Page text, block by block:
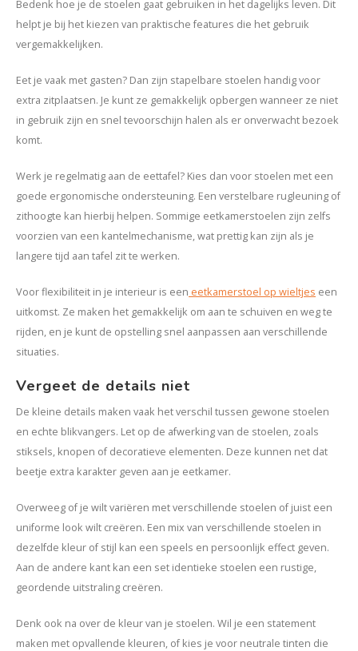
Bedenk hoe je de stoelen gaat gebruiken in het dagelijks leven. Dit
helpt je bij het kiezen van praktische features die het gebruik
vergemakkelijken.
Eet je vaak met gasten? Dan zijn stapelbare stoelen handig voor
extra zitplaatsen. Je kunt ze gemakkelijk opbergen wanneer ze niet
in gebruik zijn en snel tevoorschijn halen als er onverwacht bezoek
komt.
Werk je regelmatig aan de eettafel? Kies dan voor stoelen met een
goede ergonomische ondersteuning. Een verstelbare rugleuning of
zithoogte kan hierbij helpen. Sommige eetkamerstoelen zijn zelfs
voorzien van een kantelmechanisme, wat prettig kan zijn als je
langere tijd aan tafel zit te werken.
Voor flexibiliteit in je interieur is een eetkamerstoel op wieltjes een
uitkomst. Ze maken het gemakkelijk om aan te schuiven en weg te
rijden, en je kunt de opstelling snel aanpassen aan verschillende
situaties.
Vergeet de details niet
De kleine details maken vaak het verschil tussen gewone stoelen
en echte blikvangers. Let op de afwerking van de stoelen, zoals
stiksels, knopen of decoratieve elementen. Deze kunnen net dat
beetje extra karakter geven aan je eetkamer.
Overweeg of je wilt variëren met verschillende stoelen of juist een
uniforme look wilt creëren. Een mix van verschillende stoelen in
dezelfde kleur of stijl kan een speels en persoonlijk effect geven.
Aan de andere kant kan een set identieke stoelen een rustige,
geordende uitstraling creëren.
Denk ook na over de kleur van je stoelen. Wil je een statement
maken met opvallende kleuren, of kies je voor neutrale tinten die